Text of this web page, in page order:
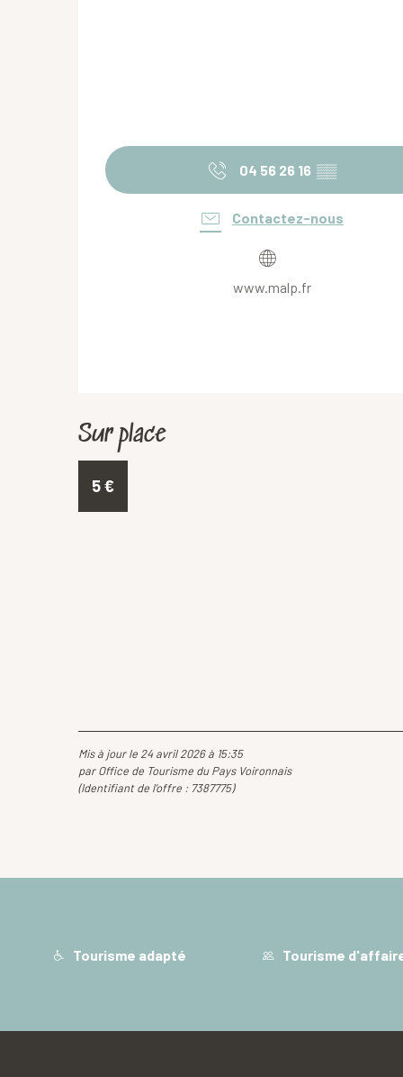
04 56 26 16 ▒▒
Contactez-nous
www.malp.fr
Sur place
5€
Mis à jour le 24 avril 2026 à 15:35
par Office de Tourisme du Pays Voironnais
(Identifiant de l'offre : 7387775)
Tourisme adapté Tourisme